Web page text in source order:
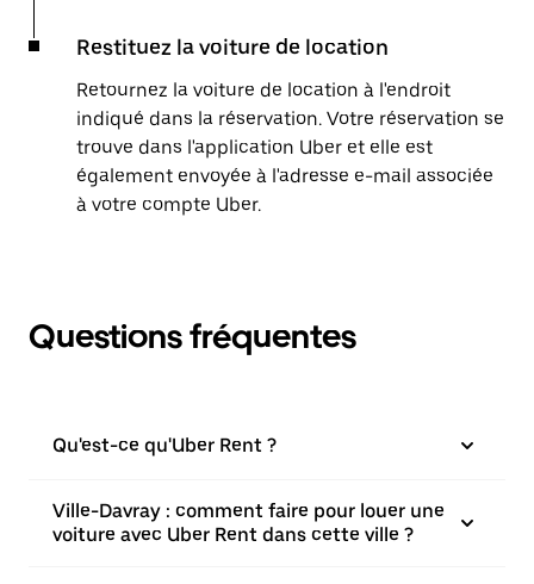
Restituez la voiture de location
Retournez la voiture de location à l'endroit
indiqué dans la réservation. Votre réservation se
trouve dans l'application Uber et elle est
également envoyée à l'adresse e-mail associée
à votre compte Uber.
Questions fréquentes
Qu'est-ce qu'Uber Rent ?
Ville-Davray : comment faire pour louer une
voiture avec Uber Rent dans cette ville ?